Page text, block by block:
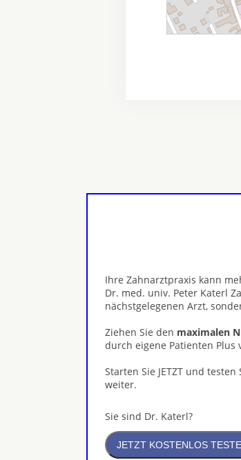
Ihre Zahnarztpraxis kann
Dr. med. univ. Peter Katerl
nächstgelegenen Arzt,
Ziehen Sie den maximalen
durch eigene Patienten Plus
Starten Sie JETZT und testen
weiter.
Sie sind Dr. Katerl?